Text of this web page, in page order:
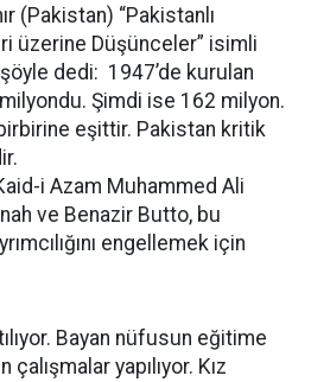
(Pakistan) “Pakistanlı
üzerine Düşünceler” isimli
dedi: 1947’de kurulan
Şimdi ise 162 milyon.
birbirine eşittir. Pakistan kritik
i Azam Muhammed Ali
ve Benazir Butto, bu
engellemek için
Bayan nüfusun eğitime
çalışmalar yapılıyor. Kız